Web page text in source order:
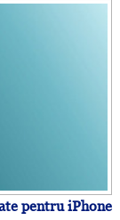
pentru iPhone